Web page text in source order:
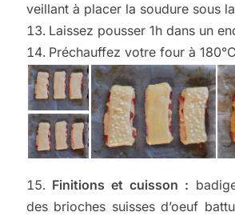
veillant à placer la soudure sous
Laissez pousser 1h dans un
Préchauffez votre four à
Finitions et cuisson :
des brioches suisses d’oeuf